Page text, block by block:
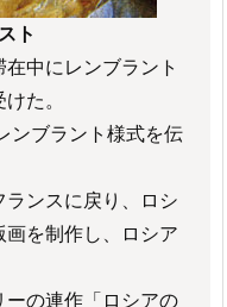
ト
中にレンブラント
た。
ンブラント様式を伝
ンスに戻り、ロシ
を制作し、ロシア
ーの連作「ロシアの